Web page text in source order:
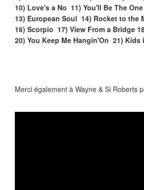
10) Love's a No 11) You'll Be The
13) European Soul 14) Rocket to
16) Scorpio 17) View From a Bridge
20) You Keep Me Hangin'On 21) Kids
Merci également à Wayne & Si Roberts